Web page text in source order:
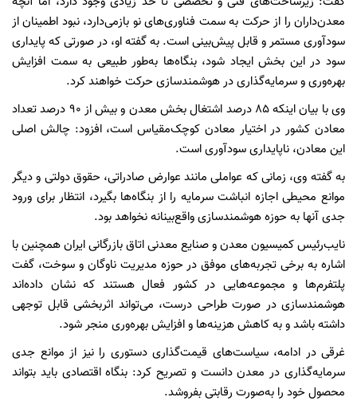
معدن‌داران را از حرکت به سمت فناوری‌های نو بازمی‌دارد، نبود اطمینان از
سودآوری مستمر و قابل پیش‌بینی است. به گفته او، در صورتی که پایداری
سود در این بخش ایجاد شود، بنگاه‌ها به‌طور طبیعی به سمت افزایش
بهره‌وری و سرمایه‌گذاری در هوشمندسازی حرکت خواهند کرد.
وی با بیان اینکه ۸۵ درصد اشتغال بخش معدن و بیش از ۹۰ درصد تعداد
معادن کشور در اختیار معادن کوچک‌مقیاس است، افزود: چالش اصلی
این معادن، ناپایداری سودآوری است.
به گفته وی، زمانی که عواملی مانند عوارض صادراتی، حقوق دولتی و دیگر
موانع محیطی اجازه انباشت سرمایه را از بنگاه‌ها بگیرد، انتظار برای ورود
جدی آنها به حوزه هوشمندسازی واقع‌بینانه نخواهد بود.
نایب‌رئیس کمیسیون معدن و صنایع معدنی اتاق بازرگانی ایران همچنین با
اشاره به برخی تجربه‌های موفق در حوزه مدیریت ناوگان و سوخت، گفت
پلتفرم‌ها و مجموعه‌هایی در کشور فعال هستند که نشان داده‌اند
هوشمندسازی در صورت طراحی درست، می‌تواند اثربخشی قابل توجهی
داشته باشد و به کاهش هزینه‌ها و افزایش بهره‌وری منجر شود.
غرقی در ادامه، سیاست‌های قیمت‌گذاری دستوری را نیز از موانع جدی
سرمایه‌گذاری در معدن دانست و تصریح کرد: بنگاه اقتصادی باید بتواند
محصول خود را به‌صورت رقابتی بفروشد.